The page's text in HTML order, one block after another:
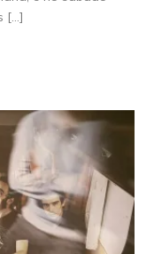
[…]